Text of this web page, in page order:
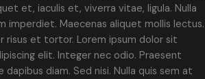
et, iaculis et, viverra vitae, ligula. Nulla
imperdiet. Maecenas aliquet mollis lectus.
risus et tortor. Lorem ipsum dolor sit
elit. Integer nec odio. Praesent
dapibus diam. Sed nisi. Nulla quis sem at